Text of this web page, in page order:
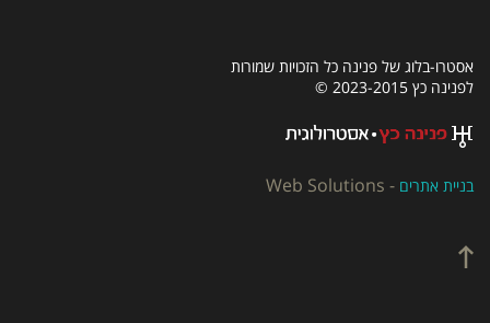
אסטרו-בלוג של פנינה כל הזכויות שמורות
לפנינה כץ 2023-2015 ©
בניית אתרים -
Web Solutions